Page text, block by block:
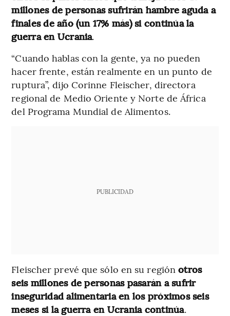
millones de personas sufrirán hambre aguda a
finales de año (un 17% más) si continúa la
guerra en Ucrania.
“Cuando hablas con la gente, ya no pueden
hacer frente, están realmente en un punto de
ruptura”, dijo Corinne Fleischer, directora
regional de Medio Oriente y Norte de África
del Programa Mundial de Alimentos.
PUBLICIDAD
Fleischer prevé que sólo en su regiónotros
seis millones de personas pasarán a sufrir
inseguridad alimentaria en los próximos seis
meses si la guerra en Ucrania continúa.